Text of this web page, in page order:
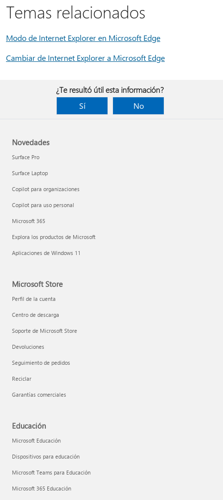
Temas relacionados
Modo de Internet Explorer en Microsoft Edge
Cambiar de Internet Explorer a Microsoft Edge
¿Te resultó útil esta información?
Sí
No
Novedades
Surface Pro
Surface Laptop
Copilot para organizaciones
Copilot para uso personal
Microsoft 365
Explora los productos de Microsoft
Aplicaciones de Windows 11
Microsoft Store
Perfil de la cuenta
Centro de descarga
Soporte de Microsoft Store
Devoluciones
Seguimiento de pedidos
Reciclar
Garantías comerciales
Educación
Microsoft Educación
Dispositivos para educación
Microsoft Teams para Educación
Microsoft 365 Educación